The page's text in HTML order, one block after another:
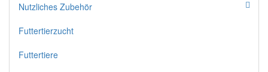
Nutzliches Zubehör
Futtertierzucht
Futtertiere